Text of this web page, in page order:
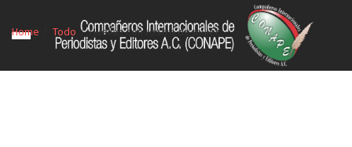
Home Todo Huellas con rostro de mujer